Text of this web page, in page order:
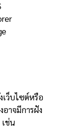
เว็บไซต์หรือ
าจมีการฝัง
ช่น